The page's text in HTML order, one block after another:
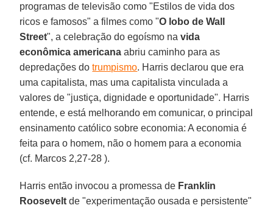
programas de televisão como "Estilos de vida dos
ricos e famosos" a filmes como "O lobo de Wall
Street", a celebração do egoísmo navida
econômica americana abriu caminho para as
depredações dotrumpismo. Harris declarou que era
uma capitalista, mas uma capitalista vinculada a
valores de "justiça, dignidade e oportunidade". Harris
entende, e está melhorando em comunicar, o principal
ensinamento católico sobre economia: A economia é
feita para o homem, não o homem para a economia
(cf. Marcos 2,27-28 ).
Harris então invocou a promessa de Franklin
Roosevelt de "experimentação ousada e persistente"